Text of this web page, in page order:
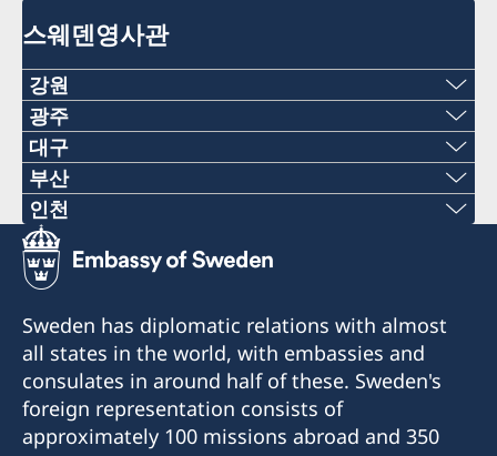
스웨덴영사관
강원
전화
+82-2-22227120
이메일
consulateofsweden.hongcheon@gmail.com
팩스
+82-2-22227109
강원도 홍천군 서면 팔봉리 1290-14 (한치골길 262)
(주)대명TP&E
광주
전화
+82-062-520-2113
이메일
consulateofsweden.gwangju@gmail.com
광주광역시 북구 동문대로 50
(우편번호: 61200)
명예영사
대구
전화
+82-53-5803688
이메일
consulateofsweden.daegu@gmail.com
대구광역시 달성군 다사읍 세천로3길 111
삼보모터스주식회사
(우 42921)
부산
전화
+82-51-7096203
consulateofsweden.busan@gmail.com
팩스
인천
전화
+82-2-7760015
이메일
consulateofsweden.incheon@gmail.com
팩스
Sweden has diplomatic relations with almost
all states in the world, with embassies and
consulates in around half of these. Sweden's
foreign representation consists of
approximately 100 missions abroad and 350